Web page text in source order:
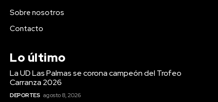
Sobre nosotros
Contacto
Lo último
La UD Las Palmas se corona campeón del Trofeo
Carranza 2026
DEPORTES agosto 8, 2026